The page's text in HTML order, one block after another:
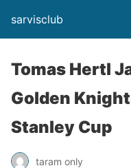
sarvisclub
Tomas Hertl
Golden
Stanley Cup
taram only